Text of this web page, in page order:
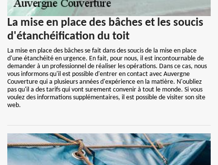
La mise en place des bâches et les soucis
d'étanchéification du toit
La mise en place des bâches se fait dans des soucis de la mise en place
d'une étanchéité en urgence. En fait, pour nous, il est incontournable de
demander à un professionnel de réaliser les opérations. Dans ce cas, nous
vous informons qu'il est possible d'entrer en contact avec Auvergne
Couverture qui a plusieurs années d'expérience en la matière. N'oubliez
pas qu'il a des tarifs qui vont surement convenir à tout le monde. Si vous
voulez des informations supplémentaires, il est possible de visiter son site
web.